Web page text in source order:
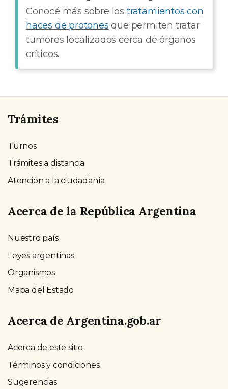
Conocé más sobre los tratamientos con
haces de protones que permiten tratar
tumores localizados cerca de órganos
críticos.
Trámites
Turnos
Trámites a distancia
Atención a la ciudadanía
Acerca de la República Argentina
Nuestro país
Leyes argentinas
Organismos
Mapa del Estado
Acerca de Argentina.gob.ar
Acerca de este sitio
Términos y condiciones
Sugerencias